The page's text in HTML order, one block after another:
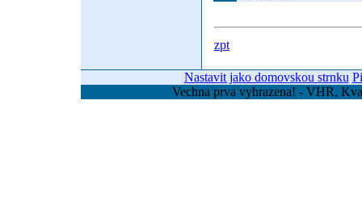
zpt
Nastavit jako domovskou strnku
Vechna prva vyhrazena! - VHR,